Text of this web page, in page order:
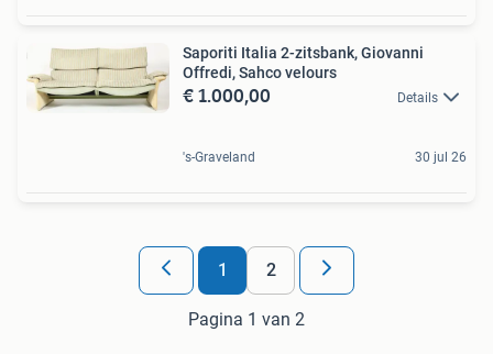
Saporiti Italia 2-zitsbank, Giovanni
Offredi, Sahco velours
€ 1.000,00 Details
's-Graveland 30 jul 26
1 2
Pagina 1 van 2